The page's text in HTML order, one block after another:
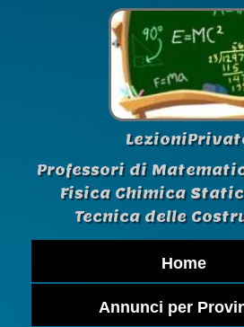
Professori di
Fisica Chimica
Tecnica delle
Home
Annunci per